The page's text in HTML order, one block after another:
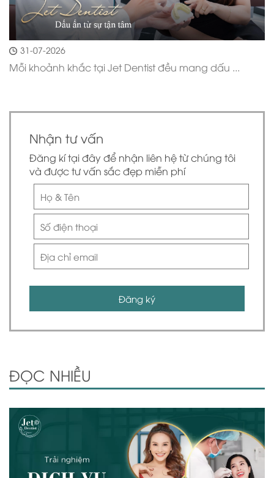
31-07-2026
Mỗi khoảnh khắc tại Jet Dentist đều mang dấu ...
Nhận tư vấn
Đăng kí tại đây để nhận liên hệ từ chúng tôi
và được tư vấn sắc đẹp miễn phí
Đăng ký
ĐỌC NHIỀU